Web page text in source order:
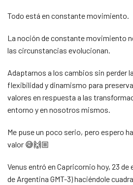
Todo está en constante movimiento.
La noción de constante movimiento
las circunstancias evolucionan.
Adaptarnos a los cambios sin perder
flexibilidad y dinamismo para
valores en respuesta a las
entorno y en nosotros mismos.
Me puse un poco serio, pero espero
valor 😅🙌🏼
Venus entró en Capricornio hoy, 23 de
de Argentina GMT-3) haciéndole